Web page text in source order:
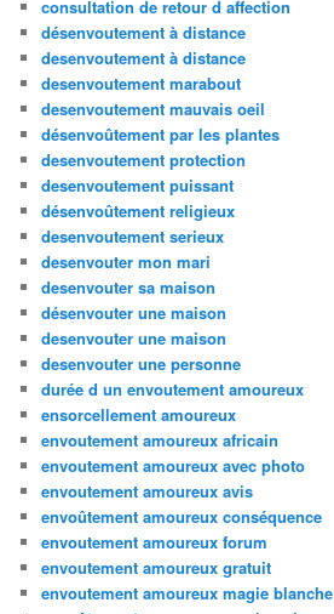
consultation de retour d affection
désenvoutement à distance
desenvoutement à distance
desenvoutement marabout
desenvoutement mauvais oeil
désenvoûtement par les plantes
desenvoutement protection
desenvoutement puissant
désenvoûtement religieux
desenvoutement serieux
desenvouter mon mari
desenvouter sa maison
désenvouter une maison
desenvouter une maison
desenvouter une personne
durée d un envoutement amoureux
ensorcellement amoureux
envoutement amoureux africain
envoutement amoureux avec photo
envoutement amoureux avis
envoûtement amoureux conséquence
envoutement amoureux forum
envoutement amoureux gratuit
envoutement amoureux magie blanche